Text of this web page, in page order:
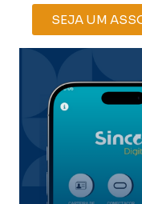
SEJA UM